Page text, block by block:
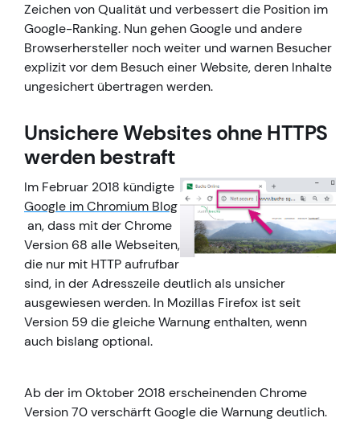
Zeichen von Qualität und verbessert die Position im
Google-Ranking. Nun gehen Google und andere
Browserhersteller noch weiter und warnen Besucher
explizit vor dem Besuch einer Website, deren Inhalte
ungesichert übertragen werden.
Unsichere Websites ohne HTTPS
werden bestraft
Im Februar 2018 kündigte
Google im Chromium Blog
an, dass mit der Chrome
Version 68 alle Webseiten,
die nur mit HTTP aufrufbar
sind, in der Adresszeile deutlich als unsicher
ausgewiesen werden. In Mozillas Firefox ist seit
Version 59 die gleiche Warnung enthalten, wenn
auch bislang optional.
Ab der im Oktober 2018 erscheinenden Chrome
Version 70 verschärft Google die Warnung deutlich.